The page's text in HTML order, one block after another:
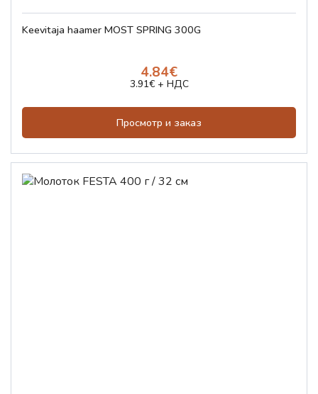
Keevitaja haamer MOST SPRING 300G
4.84€
3.91€ + НДС
Просмотр и заказ